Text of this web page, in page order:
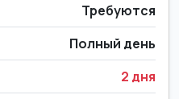
Требуются
Полный день
2 дня